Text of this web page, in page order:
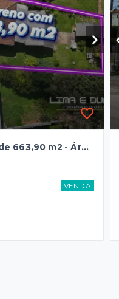
Terreno Comercial c/ área de 663,90 m2 - Área Central
VENDA